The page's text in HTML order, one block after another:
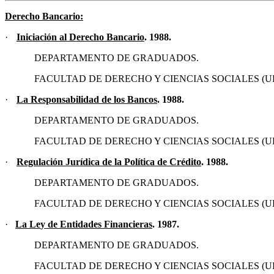
Derecho Bancario:
·
Iniciación al Derecho Bancario. 1988.
DEPARTAMENTO DE GRADUADOS.
FACULTAD DE DERECHO Y CIENCIAS SOCIALES
·
La Responsabilidad de los Bancos. 1988.
DEPARTAMENTO DE GRADUADOS.
FACULTAD DE DERECHO Y CIENCIAS SOCIALES
·
Regulación Jurídica de la Política de Crédito. 1988.
DEPARTAMENTO DE GRADUADOS.
FACULTAD DE DERECHO Y CIENCIAS SOCIALES
·
La Ley de Entidades Financieras. 1987.
DEPARTAMENTO DE GRADUADOS.
FACULTAD DE DERECHO Y CIENCIAS SOCIALES